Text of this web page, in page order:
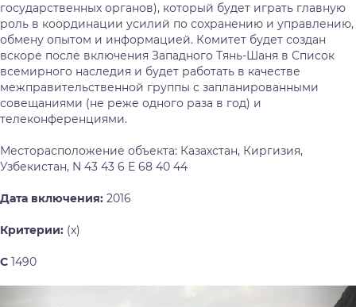
государственных органов), который будет играть главную
роль в координации усилий по сохранению и управлению,
обмену опытом и информацией. Комитет будет создан
вскоре после включения Западного Тянь-Шаня в Список
всемирного наследия и будет работать в качестве
межправительственной группы с запланированными
совещаниями (не реже одного раза в год) и
телеконференциями.
Месторасположение объекта: Казахстан, Киргизия,
Узбекистан, N 43 43 6 E 68 40 44
Дата включения: 2016
Критерии: (x)
С 1490